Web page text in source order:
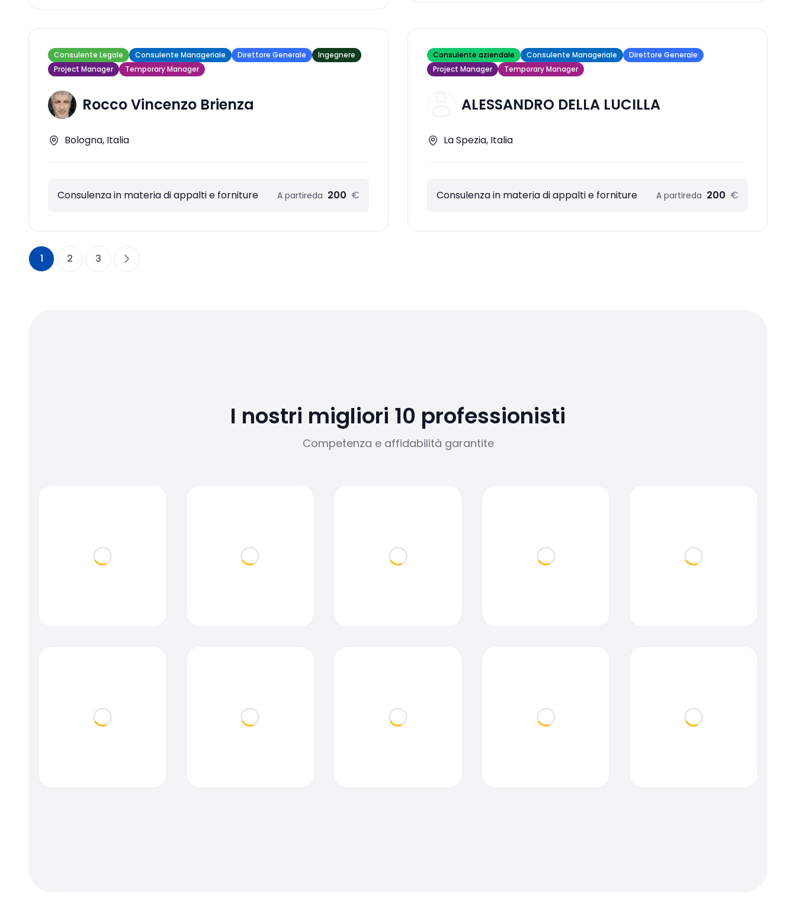
Consulente Legale Consulente Manageriale Direttore Generale
Ingegnere
Project Manager
Temporary Manager
Rocco Vincenzo Brienza
Bologna, Italia
Consulenza in materia di appalti e forniture A partireda 200 €
Consulente aziendale Consulente Manageriale
Direttore Generale
Project Manager
Temporary Manager
ALESSANDRO DELLA LUCILLA
La Spezia, Italia
Consulenza in materia di appalti e forniture A partireda 200 €
1 2 3
I nostri migliori 10 professionisti
Competenza e affidabilità garantite
Loading... Loading... Loading... Loading... Loading...
Loading... Loading... Loading... Loading... Loading...